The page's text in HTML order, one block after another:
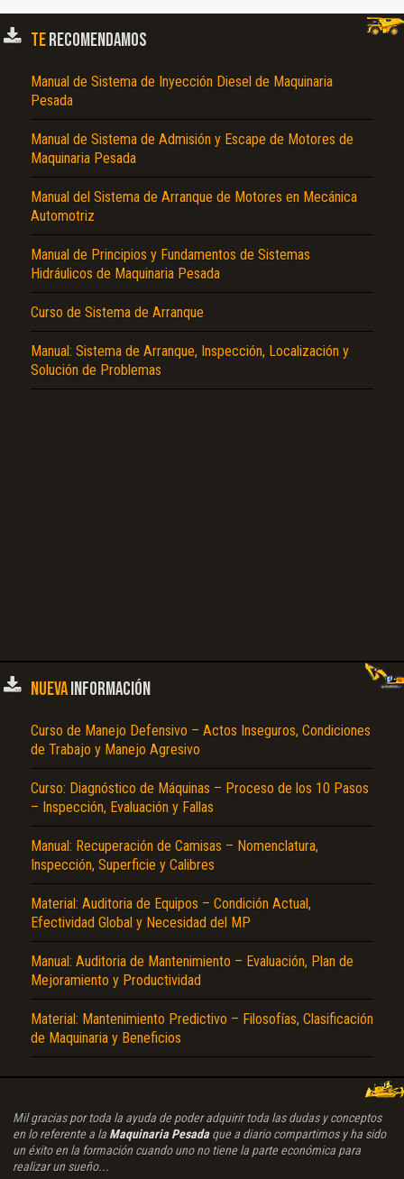
TERECOMENDAMOS
Manual de Sistema de Inyección Diesel de Maquinaria
Pesada
Manual de Sistema de Admisión y Escape de Motores de
Maquinaria Pesada
Manual del Sistema de Arranque de Motores en Mecánica
Automotriz
Manual de Principios y Fundamentos de Sistemas
Hidráulicos de Maquinaria Pesada
Curso de Sistema de Arranque
Manual: Sistema de Arranque, Inspección, Localización y
Solución de Problemas
NUEVAINFORMACIÓN
Curso de Manejo Defensivo – Actos Inseguros, Condiciones
de Trabajo y Manejo Agresivo
Curso: Diagnóstico de Máquinas – Proceso de los 10 Pasos
– Inspección, Evaluación y Fallas
Manual: Recuperación de Camisas – Nomenclatura,
Inspección, Superficie y Calibres
Material: Auditoria de Equipos – Condición Actual,
Efectividad Global y Necesidad del MP
Manual: Auditoria de Mantenimiento – Evaluación, Plan de
Mejoramiento y Productividad
Material: Mantenimiento Predictivo – Filosofías, Clasificación
de Maquinaria y Beneficios
Mil gracias por toda la ayuda de poder adquirir toda las dudas y conceptos
en lo referente a la Maquinaria Pesadaque a diario compartimos y ha sido
un éxito en la formación cuando uno no tiene la parte económica para
realizar un sueño...
El Título es incorrecto según el contenido.
Texto o Imagen de portada son erróneos.
No carga o no se visualiza el contenido.